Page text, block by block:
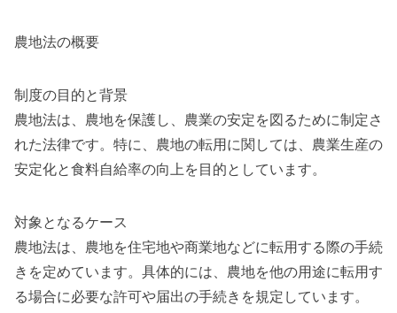
農地法の概要
制度の目的と背景
農地法は、農地を保護し、農業の安定を図るために制定さ
れた法律です。特に、農地の転用に関しては、農業生産の
安定化と食料自給率の向上を目的としています。
対象となるケース
農地法は、農地を住宅地や商業地などに転用する際の手続
きを定めています。具体的には、農地を他の用途に転用す
る場合に必要な許可や届出の手続きを規定しています。